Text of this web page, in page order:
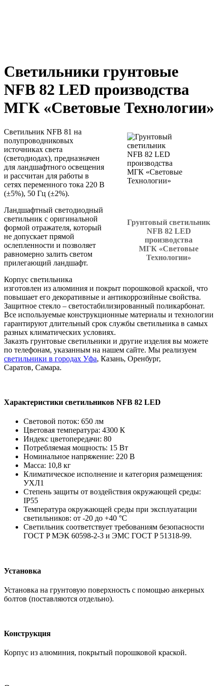
Светильники грунтовые
NFB 82 LED производства
МГК «Световые Технологии»
Грунтовый светильник
NFB 82 LED
производства
МГК «Световые
Технологии»
Светильник NFB 81 на
полупроводниковых
источниках света
(светодиодах), предназначен
для ландшафтного освещения
и рассчитан для работы в
сетях переменного тока 220 В
(±5%), 50 Гц (±2%).
Ландшафтный светодиодный
светильник с оригинальной
формой отражателя, который
не допускает прямой
ослепленности и позволяет
равномерно залить светом
прилегающий ландшафт.
Корпус светильника
изготовлен из алюминия и покрыт порошковой краской, что
повышает его декоративные и антикоррозийные свойства.
Защитное стекло – светостабилизированный поликарбонат.
Все используемые конструкционные материалы и технологии
гарантируют длительный срок службы светильника в самых
разных климатических условиях.
Заказть грунтовые светильники и другие изделия вы можете
по телефонам, указанным на нашем сайте. Мы реализуем
светильники в городах Уфа, Казань, Оренбург,
Саратов, Самара.
Характеристики светильников NFB 82 LED
Световой поток: 650 лм
Цветовая температура: 4300 К
Индекс цветопередачи: 80
Потребляемая мощность: 15 Вт
Номинальное напряжение: 220 В
Масса: 10,8 кг
Климатическое исполнение и категория размещения:
УХЛ1
Степень защиты от воздействия окружающей среды:
IP55
Температура окружающей среды при эксплуатации
светильников: от -20 до +40 °С
Светильник соответствует требованиям безопасности
ГОСТ P МЭК 60598-2-3 и ЭМС ГОСТ P 51318-99.
Установка
Установка на грунтовую поверхность с помощью анкерных
болтов (поставляются отдельно).
Конструкция
Корпус из алюминия, покрытый порошковой краской.